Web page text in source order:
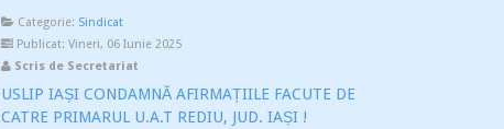
Categorie: Sindicat
Publicat: Vineri, 06 Iunie 2025
Scris de Secretariat
USLIP IAȘI CONDAMNĂ AFIRMAȚIILE FACUTE DE
CATRE PRIMARUL U.A.T REDIU, JUD. IAȘI !